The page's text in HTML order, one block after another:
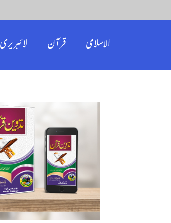
الاسلامی
قرآن لائبریری